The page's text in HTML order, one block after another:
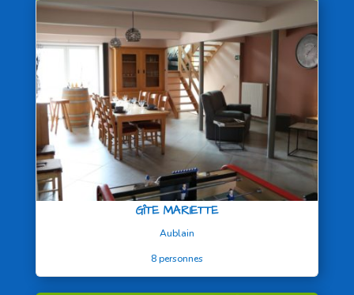
GÎTE MARIETTE
Aublain
8 personnes